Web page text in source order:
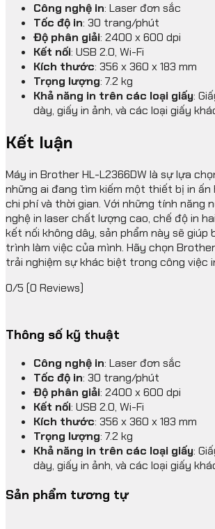
Công nghệ in: Laser đơn sắc
Tốc độ in: 30 trang/phút
Độ phân giải: 2400 x 600 dpi
Kết nối: USB 2.0, Wi-Fi
Kích thước: 356 x 360 x 183 mm
Trọng lượng: 7.2 kg
Khả năng in trên các loại giấy:
dày, giấy in ảnh, và các loại giấy
Kết luận
Máy in Brother HL-L2366DW là sự lựa
những ai đang tìm kiếm một thiết bị in ấn
chi phí và thời gian. Với những tính năng
nghệ in laser chất lượng cao, chế độ in
kết nối không dây, sản phẩm này sẽ giúp
trình làm việc của mình. Hãy chọn
trải nghiệm sự khác biệt trong công việc
0/5 (0 Reviews)
Thông số kỹ thuật
Công nghệ in: Laser đơn sắc
Tốc độ in: 30 trang/phút
Độ phân giải: 2400 x 600 dpi
Kết nối: USB 2.0, Wi-Fi
Kích thước: 356 x 360 x 183 mm
Trọng lượng: 7.2 kg
Khả năng in trên các loại giấy:
dày, giấy in ảnh, và các loại giấy
Sản phẩm tương tự